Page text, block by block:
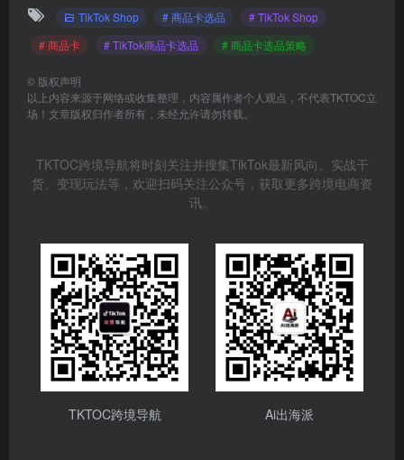
TikTok Shop # 商品卡选品
# TikTok Shop
# 商品卡
# TikTok商品卡选品 # 商品卡选品策略
© 版权声明
以上内容来源于网络或收集整理，内容属作者个人观点，不代表TKTOC立
场！文章版权归作者所有，未经允许请勿转载。
TKTOC跨境导航将时刻关注并搜集TikTok最新风向、实战干
货、变现玩法等，欢迎扫码关注公众号，获取更多跨境电商资
讯。
TKTOC跨境导航 Ai出海派